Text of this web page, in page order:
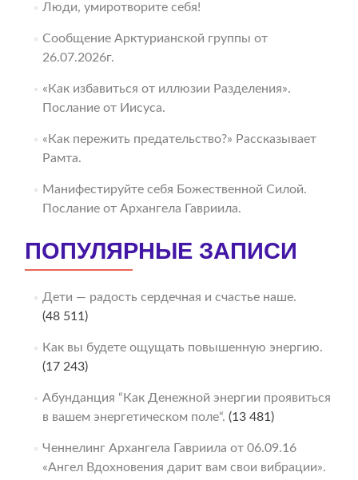
Люди, умиротворите себя!
Сообщение Арктурианской группы от
26.07.2026г.
«Как избавиться от иллюзии Разделения».
Послание от Иисуса.
«Как пережить предательство?» Рассказывает
Рамта.
Манифестируйте себя Божественной Силой.
Послание от Архангела Гавриила.
ПОПУЛЯРНЫЕ ЗАПИСИ
Дети — радость сердечная и счастье наше.
(48 511)
Как вы будете ощущать повышенную энергию.
(17 243)
Абунданция “Как Денежной энергии проявиться
в вашем энергетическом поле“. (13 481)
Ченнелинг Архангела Гавриила от 06.09.16
«Ангел Вдохновения дарит вам свои вибрации».